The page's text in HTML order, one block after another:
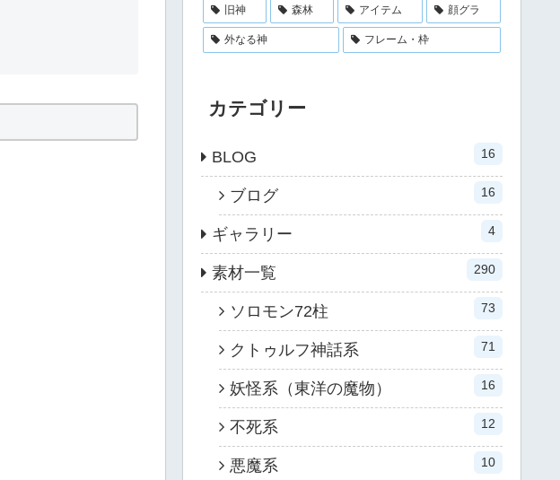
旧神 森林 アイテム 顔グラ
外なる神 フレーム・枠
カテゴリー
BLOG 16
ブログ 16
ギャラリー 4
素材一覧 290
ソロモン72柱 73
クトゥルフ神話系 71
妖怪系（東洋の魔物） 16
不死系 12
悪魔系 10